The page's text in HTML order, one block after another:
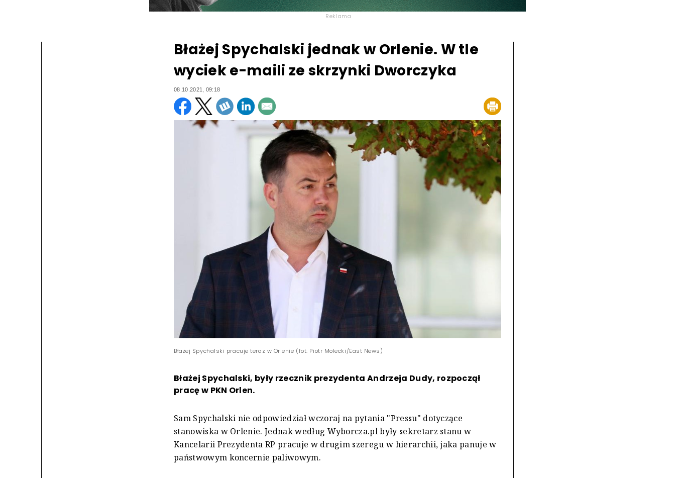
Reklama
Błażej Spychalski jednak w Orlenie. W tle
wyciek e-maili ze skrzynki Dworczyka
08.10.2021, 09:18
Błażej Spychalski pracuje teraz w Orlenie (fot. Piotr Molecki/East News)
Błażej Spychalski, były rzecznik prezydenta Andrzeja Dudy, rozpoczął
pracę w PKN Orlen.
Sam Spychalski nie odpowiedział wczoraj na pytania "Pressu" dotyczące
stanowiska w Orlenie. Jednak według Wyborcza.pl były sekretarz stanu w
Kancelarii Prezydenta RP pracuje w drugim szeregu w hierarchii, jaka panuje w
państwowym koncernie paliwowym.